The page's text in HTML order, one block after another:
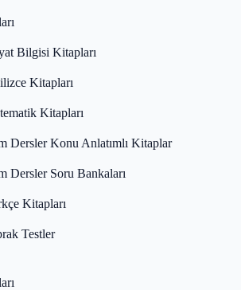
Bilgisi Kitapları
Kitapları
Kitapları
Dersler Konu Anlatımlı Kitaplar
Dersler Soru Bankaları
Kitapları
Testler